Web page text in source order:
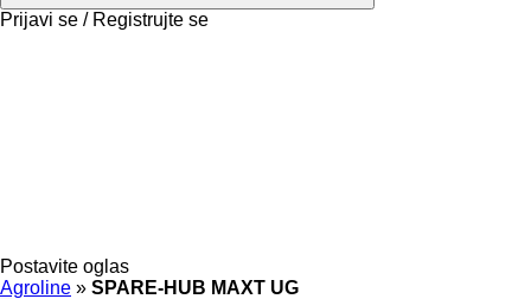
Prijavi se / Registrujte se
Postavite oglas
Agroline » SPARE-HUB MAXT UG